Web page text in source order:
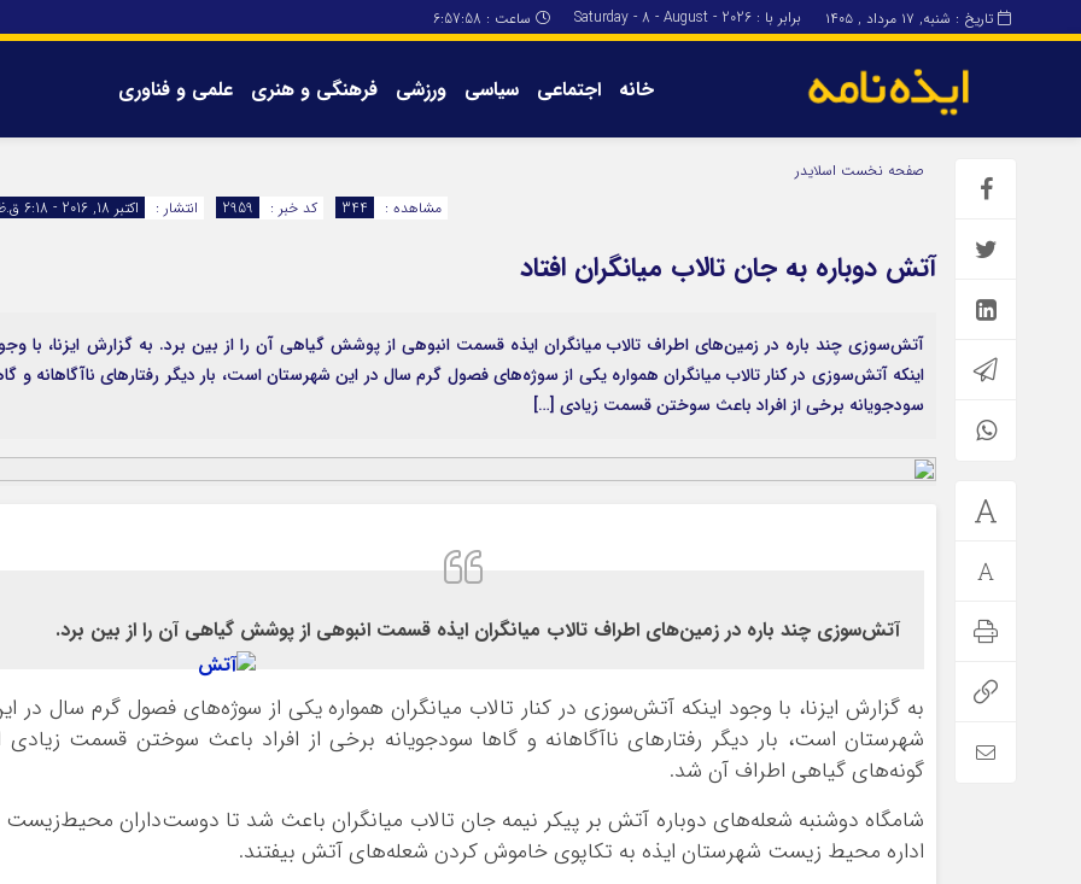
تاریخ : شنبه, ۱۷ مرداد , ۱۴۰۵ برابر با : Saturday - 8 - August - 2026 ساعت : 6:57:58
خانه اجتماعی سیاسی ورزشی فرهنگی و هنری علمی و فناوری
برگه نمونهصفحه نخست اسلایدر
انتشار :
اکتبر 18, 2016 - 6:18 ق.ظ کد خبر : 2959 مشاهده : 344
آتش دوباره به جان تالاب میانگران افتاد
آتش‌سوزی چند باره در زمین‌های اطراف تالاب میانگران ایذه قسمت انبوهی از پوشش گیاهی آن را از بین برد. به گزارش ایزنا، با
اینکه آتش‌سوزی در کنار تالاب میانگران همواره یکی از سوژه‌های فصول گرم سال در این شهرستان است، بار دیگر رفتارهای ناآگاهانه و
سودجویانه برخی از افراد باعث سوختن قسمت زیادی […]
آتش‌سوزی چند باره در زمین‌های اطراف تالاب میانگران ایذه قسمت انبوهی از پوشش گیاهی آن را از بین برد.
به گزارش ایزنا، با وجود اینکه آتش‌سوزی در کنار تالاب میانگران همواره یکی از سوژه‌های فصول گرم سال در
شهرستان است، بار دیگر رفتارهای ناآگاهانه و گا‌ها سودجویانه برخی از افراد باعث سوختن قسمت زیادی
گونه‌های گیاهی اطراف آن شد.
شامگاه دوشنبه شعله‌های دوباره آتش بر پیکر نیمه جان تالاب میانگران باعث شد تا دوست‌داران محیط‌زیست
اداره محیط زیست شهرستان ایذه به تکاپوی خاموش کردن شعله‌های آتش بیفتند.